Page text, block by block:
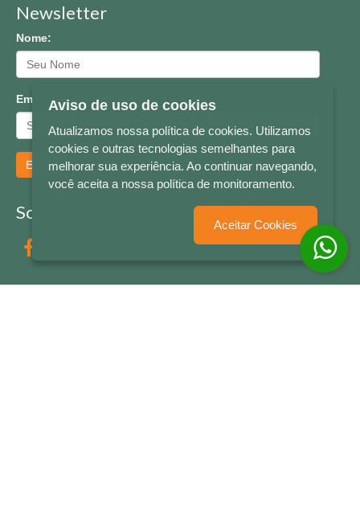
Newsletter
Nome:
Email:
Enviar
Socialize conosco
Aviso de uso de cookies
Atualizamos nossa política de cookies. Utilizamos
cookies e outras tecnologias semelhantes para
melhorar sua experiência. Ao continuar navegando,
você aceita a nossa política de monitoramento.
Aceitar Cookies